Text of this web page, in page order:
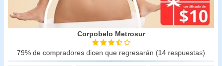
Corpobelo Metrosur
79% de compradores dicen que regresarán (14 respuestas)